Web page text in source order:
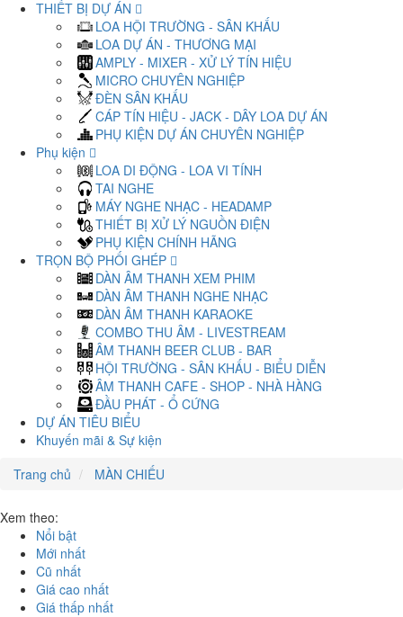
THIẾT BỊ DỰ ÁN
LOA HỘI TRƯỜNG - SÂN KHẤU
LOA DỰ ÁN - THƯƠNG MẠI
AMPLY - MIXER - XỬ LÝ TÍN HIỆU
MICRO CHUYÊN NGHIỆP
ĐÈN SÂN KHẤU
CÁP TÍN HIỆU - JACK - DÂY LOA DỰ ÁN
PHỤ KIỆN DỰ ÁN CHUYÊN NGHIỆP
Phụ kiện
LOA DI ĐỘNG - LOA VI TÍNH
TAI NGHE
MÁY NGHE NHẠC - HEADAMP
THIẾT BỊ XỬ LÝ NGUỒN ĐIỆN
PHỤ KIỆN CHÍNH HÃNG
TRỌN BỘ PHỐI GHÉP
DÀN ÂM THANH XEM PHIM
DÀN ÂM THANH NGHE NHẠC
DÀN ÂM THANH KARAOKE
COMBO THU ÂM - LIVESTREAM
ÂM THANH BEER CLUB - BAR
HỘI TRƯỜNG - SÂN KHẤU - BIỂU DIỄN
ÂM THANH CAFE - SHOP - NHÀ HÀNG
ĐẦU PHÁT - Ổ CỨNG
DỰ ÁN TIÊU BIỂU
Khuyến mãi & Sự kiện
Trang chủ
MÀN CHIẾU
Xem theo:
Nổi bật
Mới nhất
Cũ nhất
Giá cao nhất
Giá thấp nhất